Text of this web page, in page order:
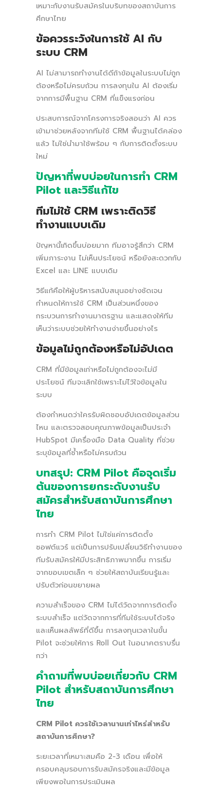
เหมาะกับงานรับสมัครในบริบทของสถาบันการ
ศึกษาไทย
ข้อควรระวังในการใช้ AI กับ
ระบบ CRM
AI ไม่สามารถทำงานได้ดีถ้าข้อมูลในระบบไม่ถูก
ต้องหรือไม่ครบถ้วน การลงทุนใน AI ต้องเริ่ม
จากการมีพื้นฐาน CRM ที่แข็งแรงก่อน
ประสบการณ์จากโครงการจริงสอนว่า AI ควร
เข้ามาช่วยหลังจากทีมใช้ CRM พื้นฐานได้คล่อง
แล้ว ไม่ใช่นำมาใช้พร้อม ๆ กับการติดตั้งระบบ
ใหม่
ปัญหาที่พบบ่อยในการทำ CRM
Pilot และวิธีแก้ไข
ทีมไม่ใช้ CRM เพราะติดวิธี
ทำงานแบบเดิม
ปัญหานี้เกิดขึ้นบ่อยมาก ทีมอาจรู้สึกว่า CRM
เพิ่มภาระงาน ไม่เห็นประโยชน์ หรือยังสะดวกกับ
Excel และ LINE แบบเดิม
วิธีแก้คือให้ผู้บริหารสนับสนุนอย่างชัดเจน
กำหนดให้การใช้ CRM เป็นส่วนหนึ่งของ
กระบวนการทำงานมาตรฐาน และแสดงให้ทีม
เห็นว่าระบบช่วยให้ทำงานง่ายขึ้นอย่างไร
ข้อมูลไม่ถูกต้องหรือไม่อัปเดต
CRM ที่มีข้อมูลเก่าหรือไม่ถูกต้องจะไม่มี
ประโยชน์ ทีมจะเลิกใช้เพราะไม่ไว้ใจข้อมูลใน
ระบบ
ต้องกำหนดว่าใครรับผิดชอบอัปเดตข้อมูลส่วน
ไหน และตรวจสอบคุณภาพข้อมูลเป็นประจำ
HubSpot มีเครื่องมือ Data Quality ที่ช่วย
ระบุข้อมูลที่ซ้ำหรือไม่ครบถ้วน
บทสรุป: CRM Pilot คือจุดเริ่ม
ต้นของการยกระดับงานรับ
สมัครสำหรับสถาบันการศึกษา
ไทย
การทำ CRM Pilot ไม่ใช่แค่การติดตั้ง
ซอฟต์แวร์ แต่เป็นการปรับเปลี่ยนวิธีทำงานของ
ทีมรับสมัครให้มีประสิทธิภาพมากขึ้น การเริ่ม
จากขอบเขตเล็ก ๆ ช่วยให้สถาบันเรียนรู้และ
ปรับตัวก่อนขยายผล
ความสำเร็จของ CRM ไม่ได้วัดจากการติดตั้ง
ระบบสำเร็จ แต่วัดจากการที่ทีมใช้ระบบได้จริง
และเห็นผลลัพธ์ที่ดีขึ้น การลงทุนเวลาในขั้น
Pilot จะช่วยให้การ Roll Out ในอนาคตราบรื่น
กว่า
คำถามที่พบบ่อยเกี่ยวกับ CRM
Pilot สำหรับสถาบันการศึกษา
ไทย
CRM Pilot ควรใช้เวลานานเท่าไหร่สำหรับ
สถาบันการศึกษา?
ระยะเวลาที่เหมาะสมคือ 2-3 เดือน เพื่อให้
ครอบคลุมรอบการรับสมัครจริงและมีข้อมูล
เพียงพอในการประเมินผล